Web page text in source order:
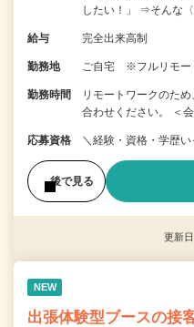
したい！」 ⇒そんな
給与 完全出来高制
勤務地 ご自宅 ※フルリモー
勤務時間
リモートワークのた
合わせください。 ＜
応募資格 ＼経験・資格・学歴
後で見る
更新
NEW
出張体験型ブースの接